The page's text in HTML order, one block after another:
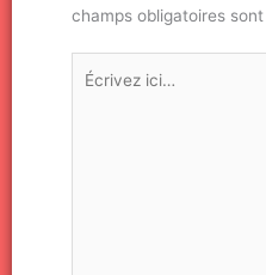
champs obligatoires
Écrivez
ici…